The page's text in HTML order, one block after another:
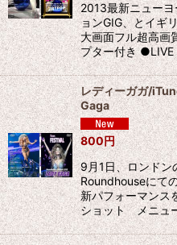
2013最新ニュー
ョンGIG、とイギ
大画面フル超高
プター付き ●LIVE
レディーガガ/
Gaga
800円
9月1日、ロンドン
Roundhouseにて
新パフォーマンス
ショット メニュ